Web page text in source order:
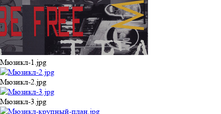
Мюзикл-1.jpg
Мюзикл-2.jpg
Мюзикл-3.jpg